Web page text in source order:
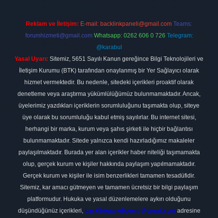
Reklam ve İletişim: E-mail: backlinkpaneli@gmail.com Teams:
forumhizmeti@gmail.com Whatsapp: 0262 606 0 726 Telegram:
@karabul
Yasal Uyarı: Sitemiz, 5651 Sayılı Kanun gereğince Bilgi Teknolojileri ve
İletişim Kurumu (BTK) tarafından onaylanmış bir Yer Sağlayıcı olarak
hizmet vermektedir. Bu nedenle, sitedeki içerikleri proaktif olarak
denetleme veya araştırma yükümlülüğümüz bulunmamaktadır. Ancak,
üyelerimiz yazdıkları içeriklerin sorumluluğunu taşımakta olup, siteye
üye olarak bu sorumluluğu kabul etmiş sayılırlar. Bu internet sitesi,
herhangi bir marka, kurum veya şahıs şirketi ile hiçbir bağlantısı
bulunmamaktadır. Sitede yalnızca kendi hazırladığımız makaleler
paylaşılmaktadır. Burada yer alan içerikler haber niteliği taşımamakta
olup, gerçek kurum ve kişiler hakkında paylaşım yapılmamaktadır.
Gerçek kurum ve kişiler ile isim benzerlikleri tamamen tesadüfidir.
Sitemiz, kar amacı gütmeyen ve tamamen ücretsiz bir bilgi paylaşım
platformudur. Hukuka ve yasal düzenlemelere aykırı olduğunu
düşündüğünüz içerikleri, backlinkpanelicomtr@gmail.com adresine